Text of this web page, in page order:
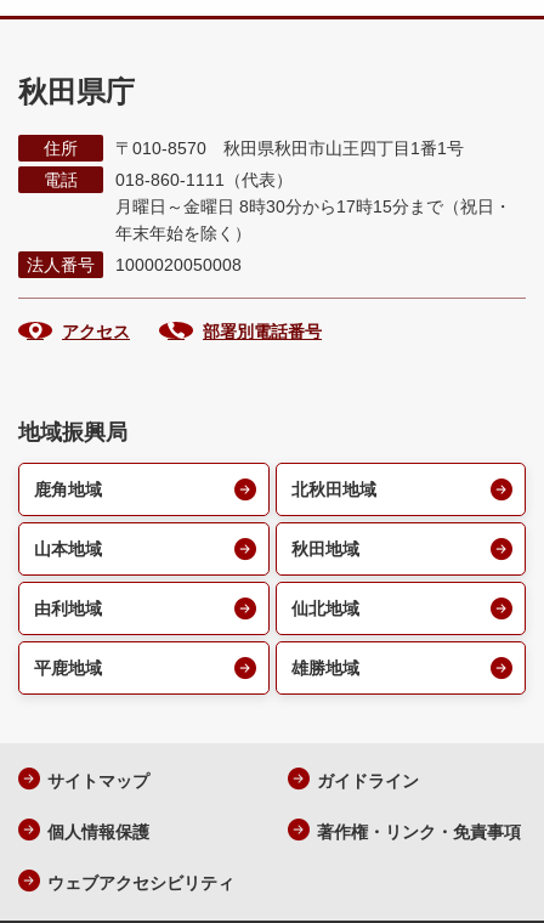
秋田県庁
住所
〒010-8570 秋田県秋田市山王四丁目1番1号
電話
018-860-1111（代表）
月曜日～金曜日 8時30分から17時15分まで （祝日・
年末年始を除く）
法人番号
1000020050008
アクセス 部署別電話番号
地域振興局
鹿角地域 北秋田地域
山本地域 秋田地域
由利地域 仙北地域
平鹿地域 雄勝地域
サイトマップ ガイドライン
個人情報保護 著作権・リンク・免責事項
ウェブアクセシビリティ